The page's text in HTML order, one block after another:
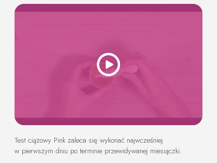
Test ciążowy Pink zaleca się wykonać najwcześniej
w pierwszym dniu po terminie przewidywanej miesiączki.